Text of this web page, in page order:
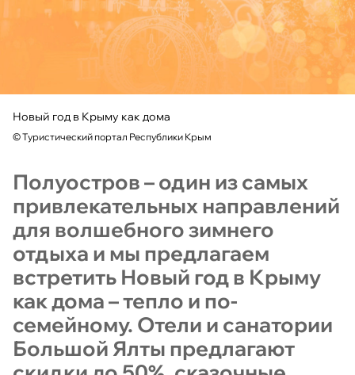
Новый год в Крыму как дома
©Туристический портал Республики Крым
Полуостров – один из самых
привлекательных направлений
для волшебного зимнего
отдыха и мы предлагаем
встретить Новый год в Крыму
как дома – тепло и по-
семейному. Отели и санатории
Большой Ялты предлагают